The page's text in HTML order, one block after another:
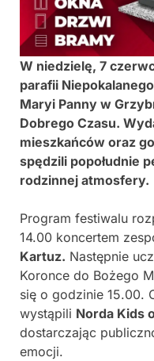
W niedzielę, 7
parafii
Maryi Panny w
Dobrego Czasu.
mieszkańców oraz
spędzili popołudnie
rodzinnej atmosfery.
Program festiwalu
14.00 koncertem
Kartuz. Następnie
Koronce do Bożego
się o godzinie 15.00.
wystąpili Norda Kids
dostarczając
emocji.